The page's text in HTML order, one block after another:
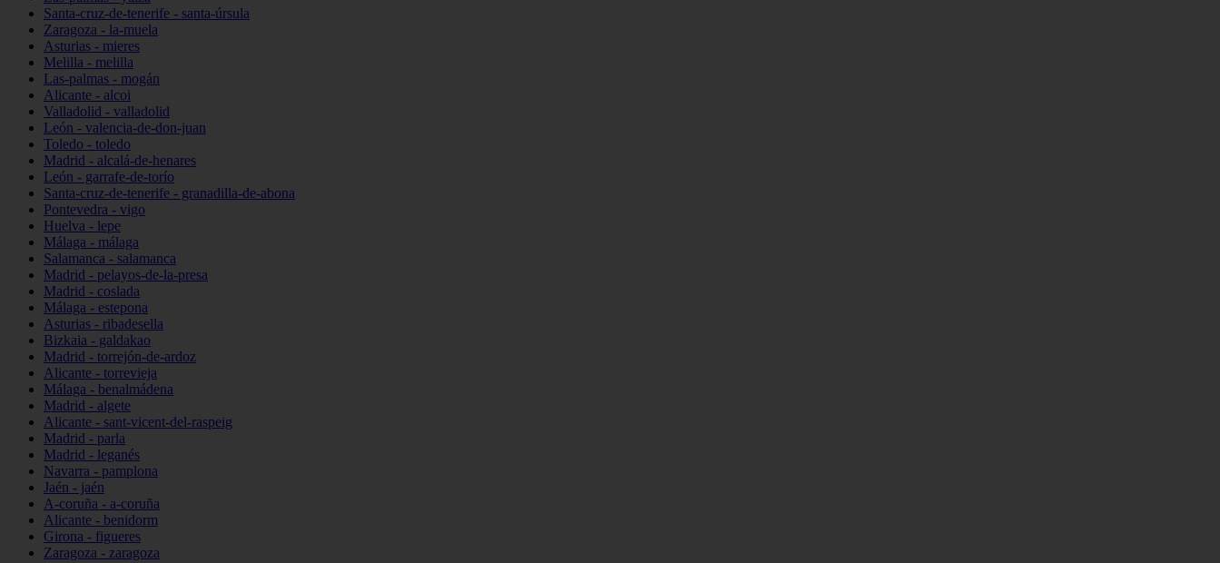
Santa-cruz-de-tenerife - santa-úrsula
Zaragoza - la-muela
Asturias - mieres
Melilla - melilla
Las-palmas - mogán
Alicante - alcoi
Valladolid - valladolid
León - valencia-de-don-juan
Toledo - toledo
Madrid - alcalá-de-henares
León - garrafe-de-torío
Santa-cruz-de-tenerife - granadilla-de-abona
Pontevedra - vigo
Huelva - lepe
Málaga - málaga
Salamanca - salamanca
Madrid - pelayos-de-la-presa
Madrid - coslada
Málaga - estepona
Asturias - ribadesella
Bizkaia - galdakao
Madrid - torrejón-de-ardoz
Alicante - torrevieja
Málaga - benalmádena
Madrid - algete
Alicante - sant-vicent-del-raspeig
Madrid - parla
Madrid - leganés
Navarra - pamplona
Jaén - jaén
A-coruña - a-coruña
Alicante - benidorm
Girona - figueres
Zaragoza - zaragoza